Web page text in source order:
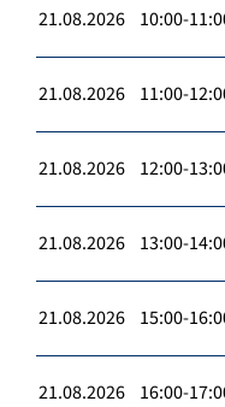
21.08.2026 10:00-
21.08.2026 11:00-
21.08.2026 12:00-
21.08.2026 13:00-
21.08.2026 15:00-
21.08.2026 16:00-